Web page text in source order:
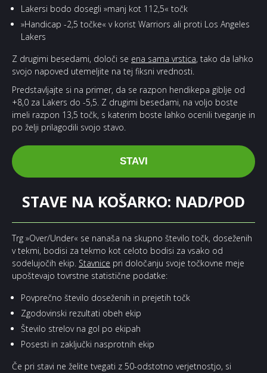
Lakersi bodo dosegli »manj kot 112,5« točk
»Handicap -2,5 točke« v korist Warriors ali proti Los Angeles
Lakers
Z drugimi besedami, določi se ena sama vrstica, tako da lahko
svojo napoved utemeljite na tej fiksni vrednosti.
Predstavljajte si na primer, da se razpon hendikepa giblje od
+8,0 za Lakers do -5,5. Z drugimi besedami, na voljo boste
imeli razpon 13,5 točk, s katerim boste lahko ocenili tveganje in
po želji prilagodili svojo stavo.
STAVI
STAVE NA KOŠARKO: NAD/POD
Trg »Over/Under« se nanaša na skupno število točk, doseženih
v tekmi, bodisi za tekmo kot celoto bodisi za vsako od
sodelujočih ekip. Stavnice pri določanju svoje točkovne meje
upoštevajo tovrstne statistične podatke:
Povprečno število doseženih in prejetih točk
Zgodovinski rezultati obeh ekip
Število strelov na gol po ekipah
Posesti in zaključki nasprotnih ekip
Če pri stavi ne želite tvegati z 50-odstotno verjetnostjo, si